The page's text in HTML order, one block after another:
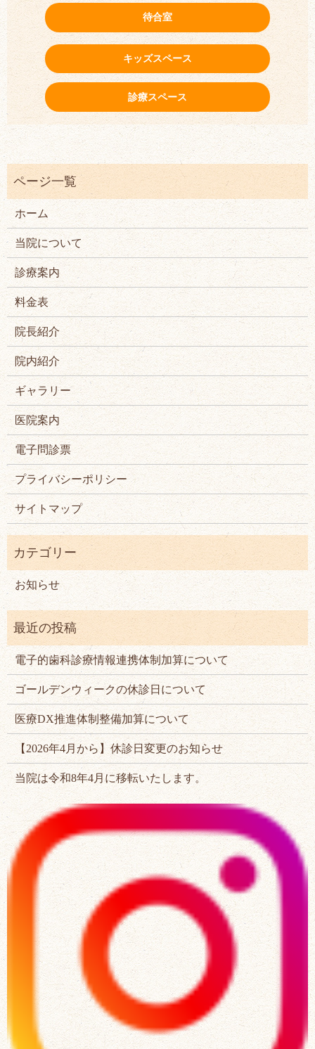
待合室
キッズスペース
診療スペース
ホーム
当院について
診療案内
料金表
院長紹介
院内紹介
ギャラリー
医院案内
電子問診票
プライバシーポリシー
サイトマップ
お知らせ
電子的歯科診療情報連携体制加算について
ゴールデンウィークの休診日について
医療DX推進体制整備加算について
【2026年4月から】休診日変更のお知らせ
当院は令和8年4月に移転いたします。